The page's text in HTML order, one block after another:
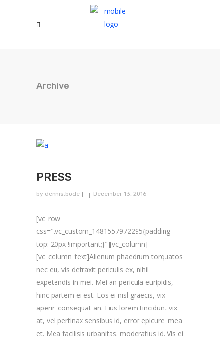
Archive
PRESS
by dennis.bode December 13, 2016
[vc_row
css=".vc_custom_1481557972295{padding-
top: 20px !important;}"][vc_column]
[vc_column_text]Alienum phaedrum torquatos
nec eu, vis detraxit periculis ex, nihil
expetendis in mei. Mei an pericula euripidis,
hinc partem ei est. Eos ei nisl graecis, vix
aperiri consequat an. Eius lorem tincidunt vix
at, vel pertinax sensibus id, error epicurei mea
et. Mea facilisis urbanitas. moderatius id. Vis ei